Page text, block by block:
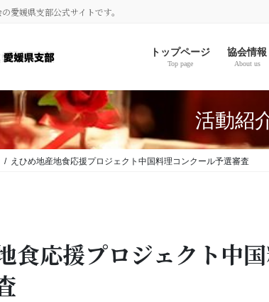
愛媛県支部公式サイトです。
トップページ
Top page
協会情報
About us
活動紹
えひめ地産地食応援プロジェクト中国料理コンクール予選審査
食応援プロジェクト中